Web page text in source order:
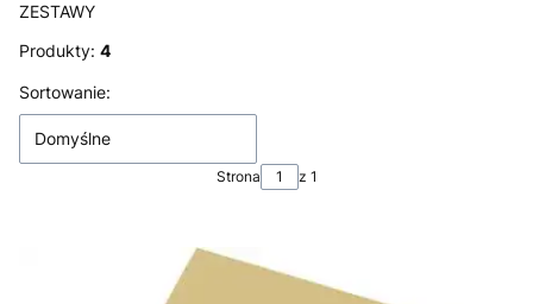
ZESTAWY
Koniec menu
Produkty: 4
Lista produktów
Sortowanie:
Domyślne
Strona z 1